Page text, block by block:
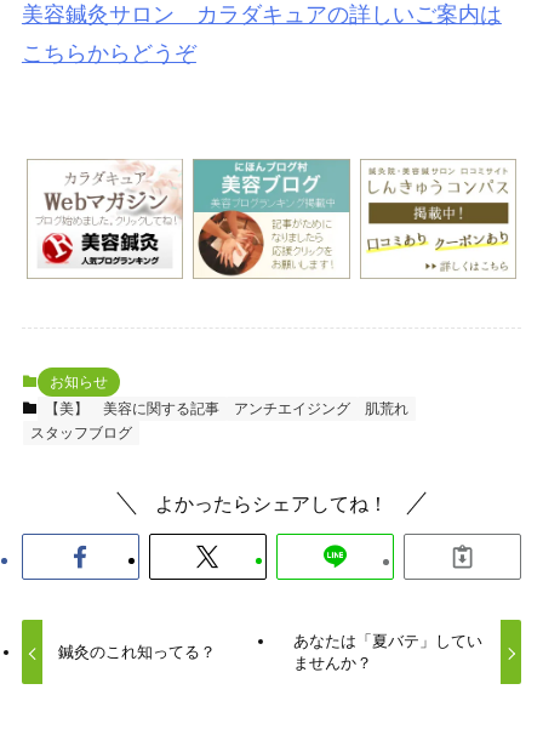
美容鍼灸サロン カラダキュアの詳しいご案内は
こちらからどうぞ
お知らせ
【美】 美容に関する記事
アンチエイジング
肌荒れ
スタッフブログ
よかったらシェアしてね！
鍼灸のこれ知ってる？
あなたは「夏バテ」してい
ませんか？